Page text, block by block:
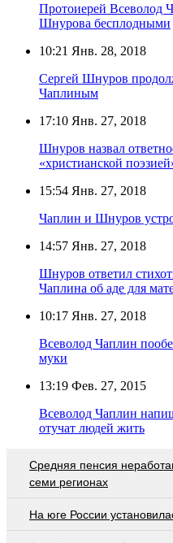
Протоиерей Всеволод
Шнурова бесплодными
10:21 Янв. 28, 2018
Сергей Шнуров
Чаплиным
17:10 Янв. 27, 2018
Шнуров назвал
«христианской
15:54 Янв. 27, 2018
Чаплин и Шнуров
14:57 Янв. 27, 2018
Шнуров ответил
Чаплина об аде для
10:17 Янв. 27, 2018
Всеволод Чаплин
муки
13:19 Фев. 27, 2015
Всеволод Чаплин
отучат людей жить
Средняя пенсия
семи регионах
На юге России